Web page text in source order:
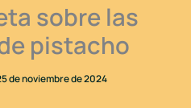
sobre las
pistacho
de noviembre de 2024